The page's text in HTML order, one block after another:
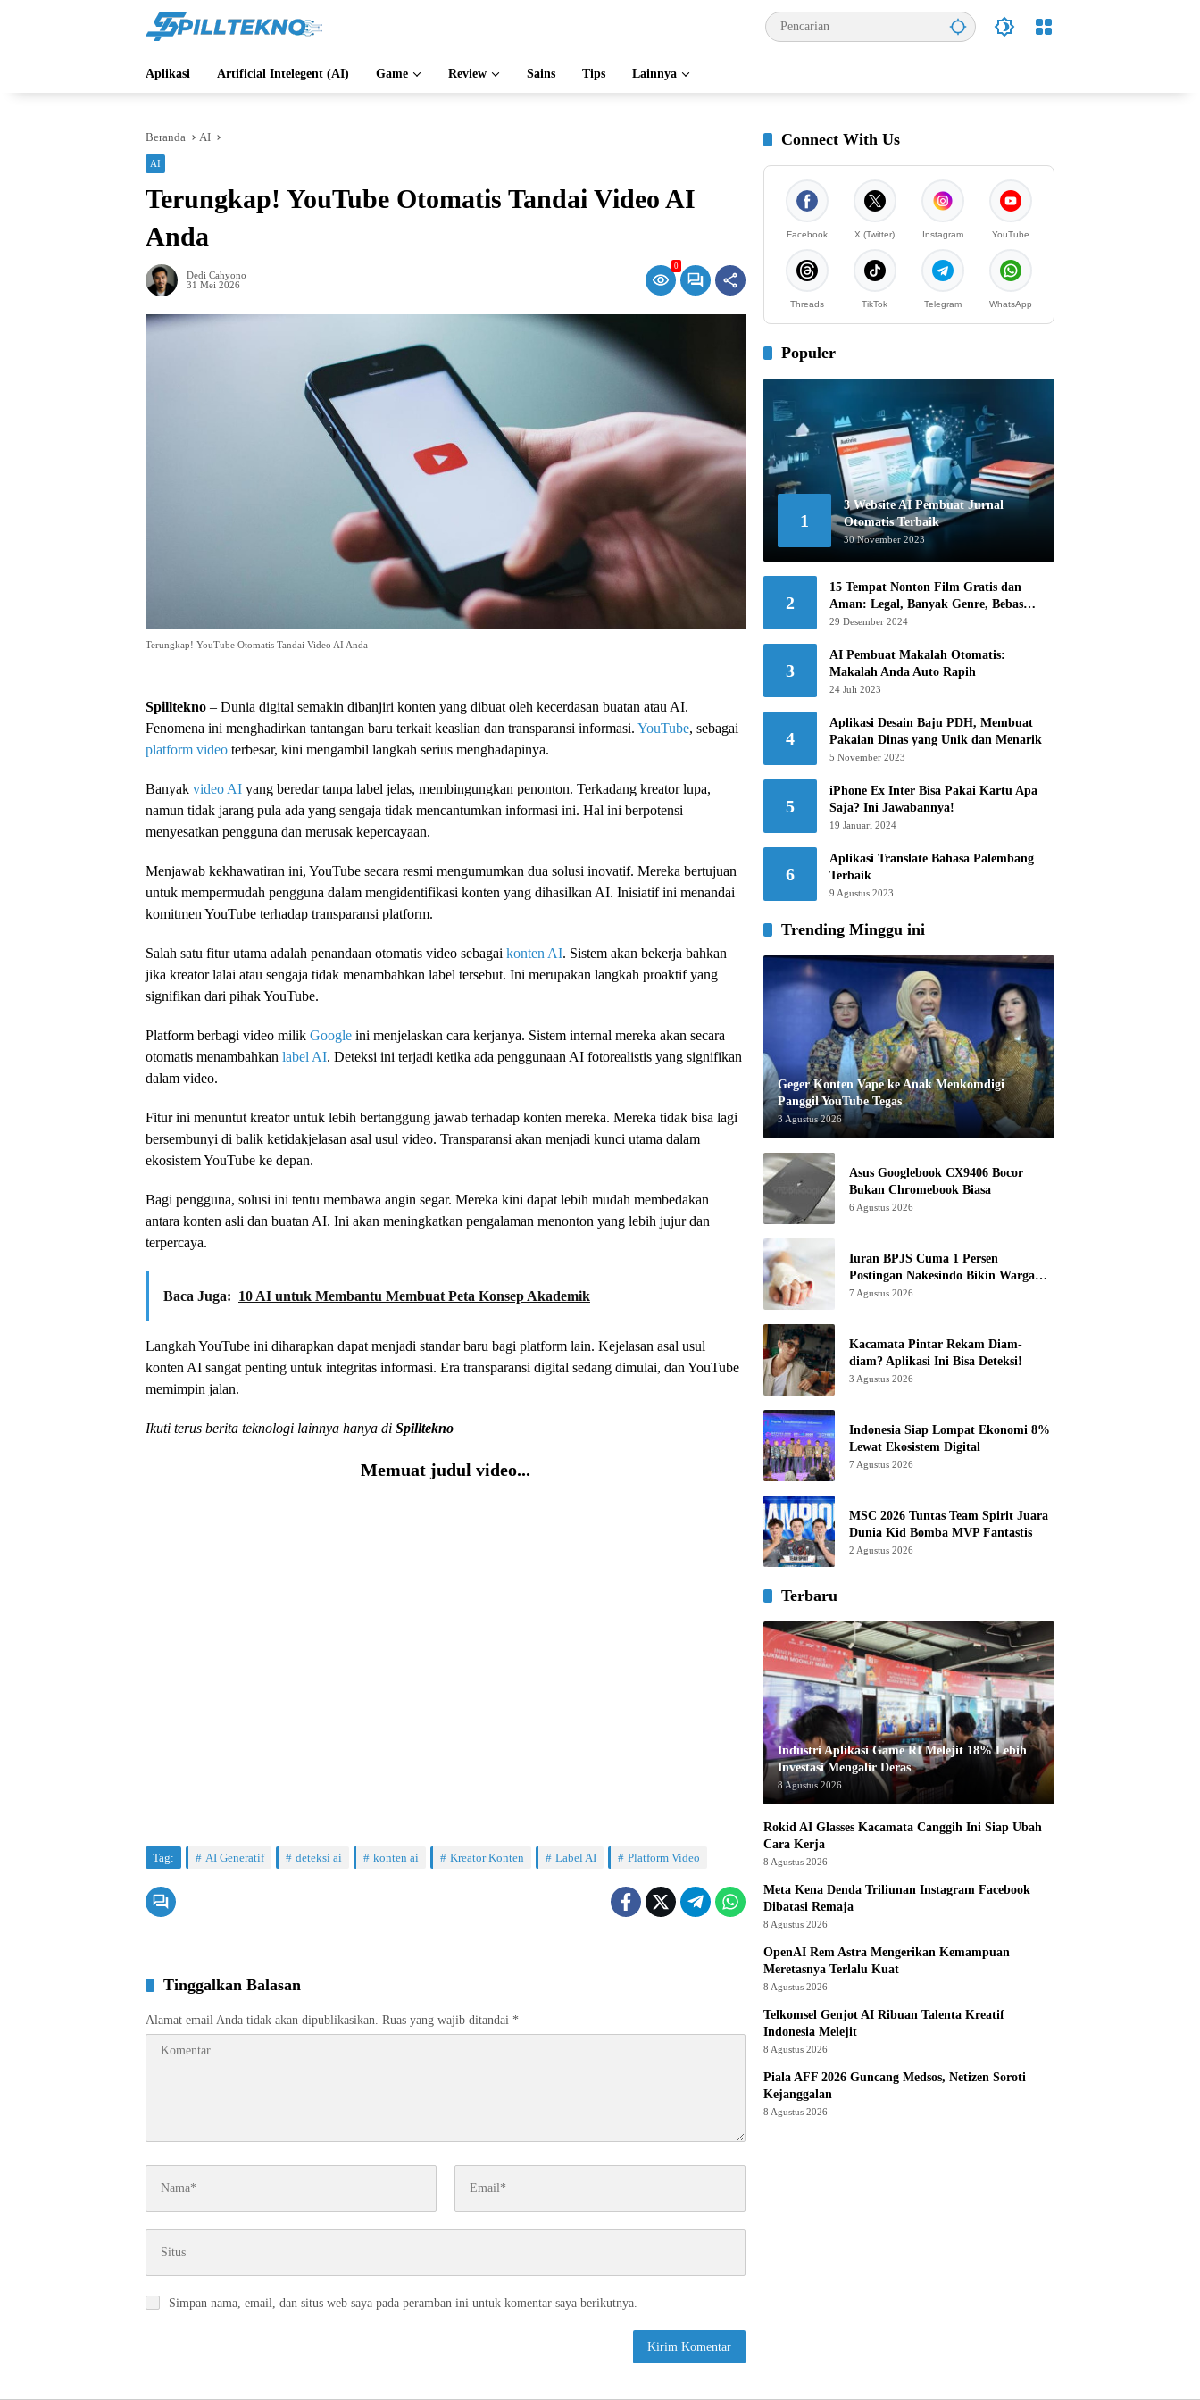
Aplikasi Artificial Intelegent (AI) Game Review Sains Tips Lainnya
Beranda AI
AI
Terungkap! YouTube Otomatis Tandai Video AI
Anda
Dedi Cahyono
31 Mei 2026
0
Terungkap! YouTube Otomatis Tandai Video AI Anda
Spilltekno – Dunia digital semakin dibanjiri konten yang dibuat oleh kecerdasan buatan atau AI.
Fenomena ini menghadirkan tantangan baru terkait keaslian dan transparansi informasi. YouTube, sebagai
platform video terbesar, kini mengambil langkah serius menghadapinya.
Banyak video AI yang beredar tanpa label jelas, membingungkan penonton. Terkadang kreator lupa,
namun tidak jarang pula ada yang sengaja tidak mencantumkan informasi ini. Hal ini berpotensi
menyesatkan pengguna dan merusak kepercayaan.
Menjawab kekhawatiran ini, YouTube secara resmi mengumumkan dua solusi inovatif. Mereka bertujuan
untuk mempermudah pengguna dalam mengidentifikasi konten yang dihasilkan AI. Inisiatif ini menandai
komitmen YouTube terhadap transparansi platform.
Salah satu fitur utama adalah penandaan otomatis video sebagai konten AI. Sistem akan bekerja bahkan
jika kreator lalai atau sengaja tidak menambahkan label tersebut. Ini merupakan langkah proaktif yang
signifikan dari pihak YouTube.
Platform berbagi video milik Google ini menjelaskan cara kerjanya. Sistem internal mereka akan secara
otomatis menambahkan label AI. Deteksi ini terjadi ketika ada penggunaan AI fotorealistis yang signifikan
dalam video.
Fitur ini menuntut kreator untuk lebih bertanggung jawab terhadap konten mereka. Mereka tidak bisa lagi
bersembunyi di balik ketidakjelasan asal usul video. Transparansi akan menjadi kunci utama dalam
ekosistem YouTube ke depan.
Bagi pengguna, solusi ini tentu membawa angin segar. Mereka kini dapat lebih mudah membedakan
antara konten asli dan buatan AI. Ini akan meningkatkan pengalaman menonton yang lebih jujur dan
terpercaya.
Baca Juga: 10 AI untuk Membantu Membuat Peta Konsep Akademik
Langkah YouTube ini diharapkan dapat menjadi standar baru bagi platform lain. Kejelasan asal usul
konten AI sangat penting untuk integritas informasi. Era transparansi digital sedang dimulai, dan YouTube
memimpin jalan.
Ikuti terus berita teknologi lainnya hanya di Spilltekno
Memuat judul video...
Tag: AI Generatif deteksi ai konten ai Kreator Konten Label AI Platform Video
Tinggalkan Balasan
Alamat email Anda tidak akan dipublikasikan. Ruas yang wajib ditandai *
Simpan nama, email, dan situs web saya pada peramban ini untuk komentar saya berikutnya.
Connect With Us
Facebook X (Twitter) Instagram YouTube
Threads TikTok Telegram WhatsApp
Populer
1
3 Website AI Pembuat Jurnal
Otomatis Terbaik
30 November 2023
2
15 Tempat Nonton Film Gratis dan
Aman: Legal, Banyak Genre, Bebas
Khawatir!
29 Desember 2024
3
AI Pembuat Makalah Otomatis:
Makalah Anda Auto Rapih
24 Juli 2023
4
Aplikasi Desain Baju PDH, Membuat
Pakaian Dinas yang Unik dan Menarik
5 November 2023
5
iPhone Ex Inter Bisa Pakai Kartu Apa
Saja? Ini Jawabannya!
19 Januari 2024
6
Aplikasi Translate Bahasa Palembang
Terbaik
9 Agustus 2023
Trending Minggu ini
Geger Konten Vape ke Anak Menkomdigi
Panggil YouTube Tegas
3 Agustus 2026
Asus Googlebook CX9406 Bocor
Bukan Chromebook Biasa
6 Agustus 2026
Iuran BPJS Cuma 1 Persen
Postingan Nakesindo Bikin Warganet
Murka
7 Agustus 2026
Kacamata Pintar Rekam Diam-
diam? Aplikasi Ini Bisa Deteksi!
3 Agustus 2026
Indonesia Siap Lompat Ekonomi 8%
Lewat Ekosistem Digital
7 Agustus 2026
MSC 2026 Tuntas Team Spirit Juara
Dunia Kid Bomba MVP Fantastis
2 Agustus 2026
Terbaru
Industri Aplikasi Game RI Melejit 18% Lebih
Investasi Mengalir Deras
8 Agustus 2026
Rokid AI Glasses Kacamata Canggih Ini Siap Ubah
Cara Kerja
8 Agustus 2026
Meta Kena Denda Triliunan Instagram Facebook
Dibatasi Remaja
8 Agustus 2026
OpenAI Rem Astra Mengerikan Kemampuan
Meretasnya Terlalu Kuat
8 Agustus 2026
Telkomsel Genjot AI Ribuan Talenta Kreatif
Indonesia Melejit
8 Agustus 2026
Piala AFF 2026 Guncang Medsos, Netizen Soroti
Kejanggalan
8 Agustus 2026